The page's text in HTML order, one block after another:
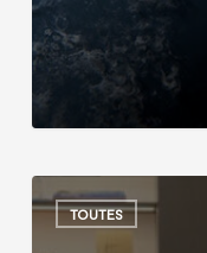
TOUTES
Métaux
critiques